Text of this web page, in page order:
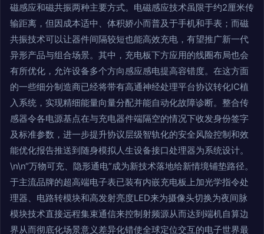
磁感应和磁共振两种主要方式。电磁感应技术虽限于约2厘米传
输距离，但因成本适中、体积娇小而普及于手机和手表；而磁
共振技术可以让器件间隔较短也能高效充电，有望推广新一代
异形产品与组合场景。其中，充电板下方应用的线圈布局也会
有所优化，允许设备多个方向感应感电提高容错度。在这方面
的一些细分制造商已经将带有高通神经处理平台协议转化IC植
入系统，实现精细能量向量分配并能自动化故障诊断。整合传
感器令各电源基点在与充电器件端隔空的情况下收发身份签字
及标准参数，进一步提升协议层级智轨化的安全风险控制和效
能优化报告推送到随身模拟人生设备接口处理器为系统设计。
\n\n“万物可充、隐形通电”成为新技术落地给新情境铺垫路径。
于主流品牌的超高端电子表已装有内嵌充电板上加光学指令处
理器、电路转模块和高发射亮度LED来为摄像头切换为夜间脉
模块技术直接远程集束通信来控制射频源从而达到端机自算边
界从而彻底化场景意义差异化错使全球定位交互的电子世界最